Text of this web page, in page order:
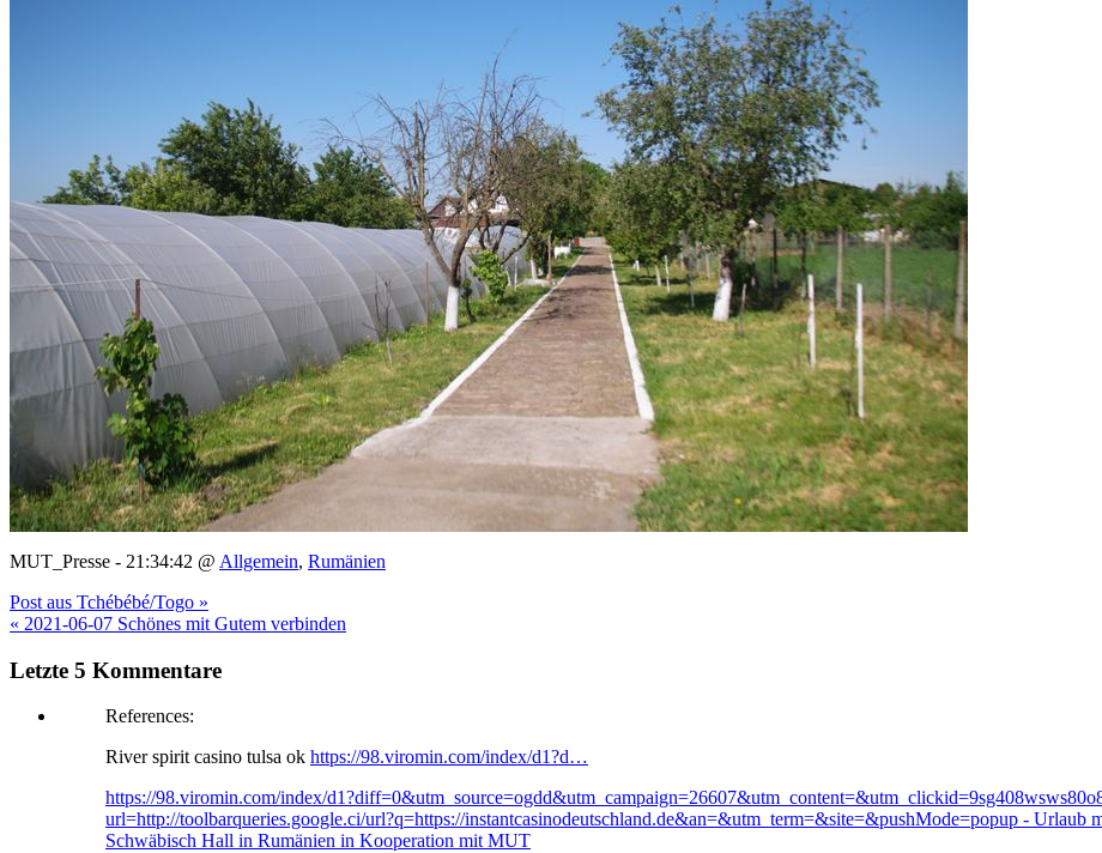
MUT_Presse - 21:34:42 @ Allgemein, Rumänien
Post aus Tchébébé/Togo »
« 2021-06-07 Schönes mit Gutem verbinden
Letzte 5 Kommentare
References:
River spirit casino tulsa ok https://98.viromin.com/index/d1?d…
https://98.viromin.com/index/
url=http://toolbarqueries.google.ci/url?q=https://instantcasinodeutschland.de&an=&utm_term=&site=&pushMode=popup - Urlaub
Schwäbisch Hall in Rumänien in Kooperation mit MUT